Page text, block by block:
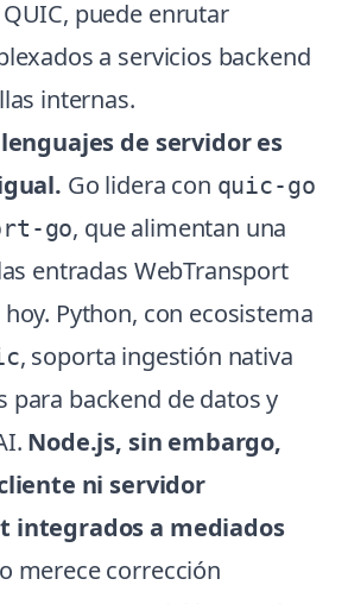
puede enrutar
a servicios backend
internas.
de servidor es
Go lidera con quic-go
go, que alimentan una
entradas WebTransport
Python, con ecosistema
, soporta ingestión nativa
para backend de datos y
Node.js, sin embargo,
ni servidor
integrados a mediados
merece corrección